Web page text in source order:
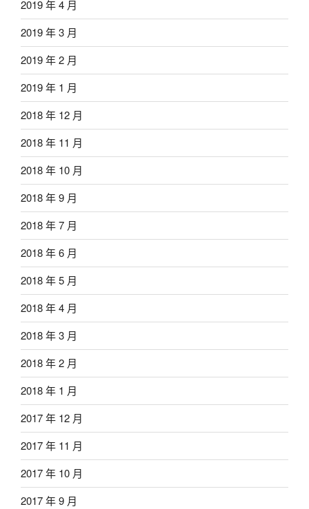
2019 年 4 月
2019 年 3 月
2019 年 2 月
2019 年 1 月
2018 年 12 月
2018 年 11 月
2018 年 10 月
2018 年 9 月
2018 年 7 月
2018 年 6 月
2018 年 5 月
2018 年 4 月
2018 年 3 月
2018 年 2 月
2018 年 1 月
2017 年 12 月
2017 年 11 月
2017 年 10 月
2017 年 9 月